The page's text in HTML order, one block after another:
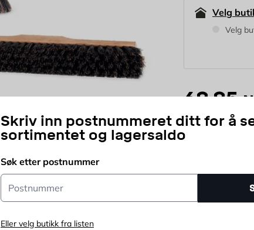
Skriv inn postnummeret ditt for å
sortimentet og lagersaldo
Søk etter postnummer
Postnummer
Eller velg butikk fra listen
Velg
Velg
69,95
Rask